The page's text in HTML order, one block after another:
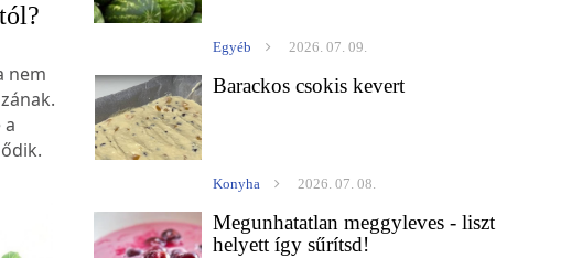
nem
Egyéb 2026. 07. 09.
Barackos csokis kevert
Konyha 2026. 07. 08.
Megunhatatlan meggyleves - liszt
helyett így sűrítsd!